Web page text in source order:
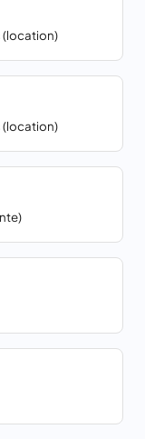
(location)
(location)